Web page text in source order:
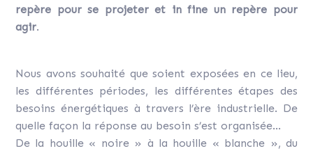
repère pour se projeter et in fine un repère pour
agir.
Nous avons souhaité que soient exposées en ce lieu,
les différentes périodes, les différentes étapes des
besoins énergétiques à travers l’ère industrielle. De
quelle façon la réponse au besoin s’est organisée…
De la houille « noire » à la houille « blanche », du